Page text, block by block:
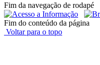
Fim da navegação de rodapé
Fim do conteúdo da página
Voltar para o topo